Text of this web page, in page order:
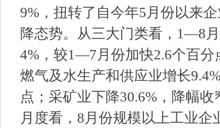
9%，扭转了自今年5月份以来
降态势。从三大门类看，1—8
4%，较1—7月份加快2.6个百分
燃气及水生产和供应业增长
点；采矿业下降30.6%，降幅
月度看，8月份规模以上工业企